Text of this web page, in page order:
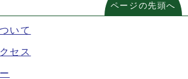
ページの先頭へ
いて
セス